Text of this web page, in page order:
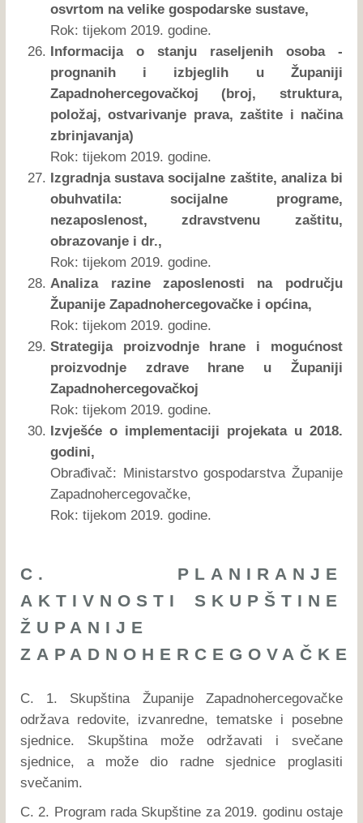
osvrtom na velike gospodarske sustave,
Rok: tijekom 2019. godine.
Informacija o stanju raseljenih osoba -
prognanih i izbjeglih u Županiji
Zapadnohercegovačkoj (broj, struktura,
položaj, ostvarivanje prava, zaštite i načina
zbrinjavanja)
Rok: tijekom 2019. godine.
Izgradnja sustava socijalne zaštite, analiza bi
obuhvatila: socijalne programe,
nezaposlenost, zdravstvenu zaštitu,
obrazovanje i dr.,
Rok: tijekom 2019. godine.
Analiza razine zaposlenosti na području
Županije Zapadnohercegovačke i općina,
Rok: tijekom 2019. godine.
Strategija proizvodnje hrane i mogućnost
proizvodnje zdrave hrane u Županiji
Zapadnohercegovačkoj
Rok: tijekom 2019. godine.
Izvješće o implementaciji projekata u 2018.
godini,
Obrađivač: Ministarstvo gospodarstva Županije
Zapadnohercegovačke,
Rok: tijekom 2019. godine.
C. PLANIRANJE
AKTIVNOSTI SKUPŠTINE
ŽUPANIJE
ZAPADNOHERCEGOVAČKE
C. 1. Skupština Županije Zapadnohercegovačke
održava redovite, izvanredne, tematske i posebne
sjednice. Skupština može održavati i svečane
sjednice, a može dio radne sjednice proglasiti
svečanim.
C. 2. Program rada Skupštine za 2019. godinu ostaje